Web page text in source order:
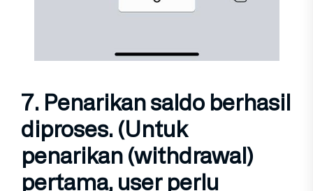
7. Penarikan saldoberhasil
diproses. (Untuk
penarikan (withdrawal)
pertama, user perlu